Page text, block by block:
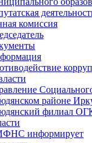
комиссия
районе
филиал
информирует